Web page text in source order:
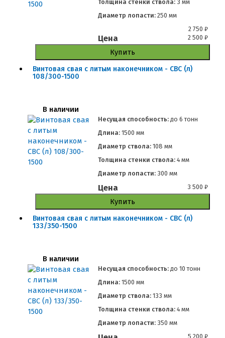
Толщина стенки ствола:3 мм
Диаметр лопасти:250 мм
2 750₽
Цена 2 500₽
Купить
Винтовая свая с литым наконечником - СВС (л)
108/300-1500
В наличии
Несущая способность: до 6 тонн
Длина:1500 мм
Диаметр ствола:108 мм
Толщина стенки ствола:4 мм
Диаметр лопасти:300 мм
Цена 3 500₽
Купить
Винтовая свая с литым наконечником - СВС (л)
133/350-1500
В наличии
Несущая способность: до 10 тонн
Длина:1500 мм
Диаметр ствола:133 мм
Толщина стенки ствола:4 мм
Диаметр лопасти:350 мм
5 200₽